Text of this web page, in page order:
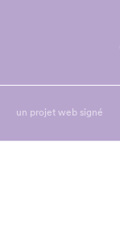
un projet web signé